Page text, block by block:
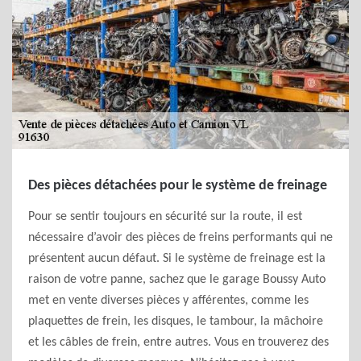
Des pièces détachées pour le système de freinage
Pour se sentir toujours en sécurité sur la route, il est
nécessaire d’avoir des pièces de freins performants qui ne
présentent aucun défaut. Si le système de freinage est la
raison de votre panne, sachez que le garage Boussy Auto
met en vente diverses pièces y afférentes, comme les
plaquettes de frein, les disques, le tambour, la mâchoire
et les câbles de frein, entre autres. Vous en trouverez des